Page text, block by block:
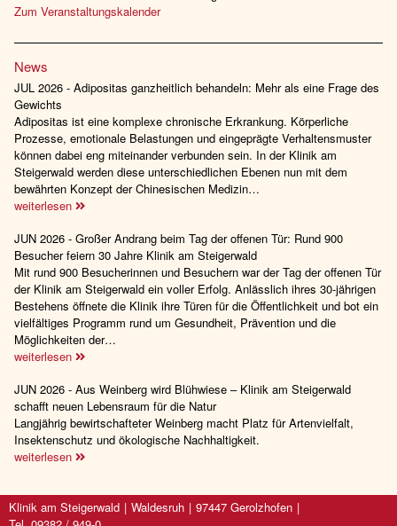
Zum Veranstaltungskalender
News
JUL 2026 - Adipositas ganzheitlich behandeln: Mehr als eine Frage des
Gewichts
Adipositas ist eine komplexe chronische Erkrankung. Körperliche
Prozesse, emotionale Belastungen und eingeprägte Verhaltensmuster
können dabei eng miteinander verbunden sein. In der Klinik am
Steigerwald werden diese unterschiedlichen Ebenen nun mit dem
bewährten Konzept der Chinesischen Medizin…
weiterlesen
JUN 2026 - Großer Andrang beim Tag der offenen Tür: Rund 900
Besucher feiern 30 Jahre Klinik am Steigerwald
Mit rund 900 Besucherinnen und Besuchern war der Tag der offenen Tür
der Klinik am Steigerwald ein voller Erfolg. Anlässlich ihres 30-jährigen
Bestehens öffnete die Klinik ihre Türen für die Öffentlichkeit und bot ein
vielfältiges Programm rund um Gesundheit, Prävention und die
Möglichkeiten der…
weiterlesen
JUN 2026 - Aus Weinberg wird Blühwiese – Klinik am Steigerwald
schafft neuen Lebensraum für die Natur
Langjährig bewirtschafteter Weinberg macht Platz für Artenvielfalt,
Insektenschutz und ökologische Nachhaltigkeit.
weiterlesen
Klinik am Steigerwald Waldesruh
97447 Gerolzhofen